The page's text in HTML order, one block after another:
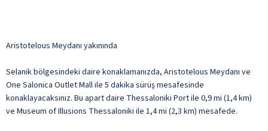
Aristotelous Meydanı yakınında
Selanik bölgesindeki daire konaklamanızda, Aristotelous Meydanı ve
One Salonica Outlet Mall ile 5 dakika sürüş mesafesinde
konaklayacaksınız. Bu apart daire Thessaloniki Port ile 0,9 mi (1,4 km)
ve Museum of Illusions Thessaloniki ile 1,4 mi (2,3 km) mesafede.